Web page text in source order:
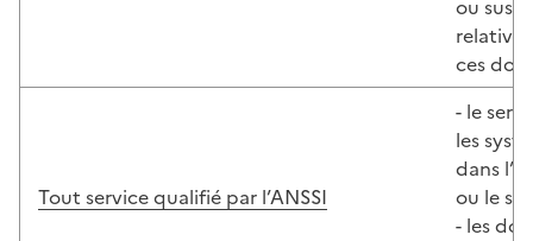
ou
ces
Tout service qualifié par l’ANSSI
- le
les
dans
ou le
- les